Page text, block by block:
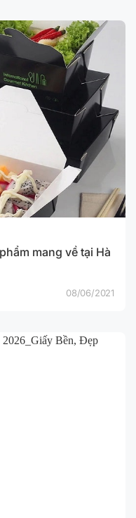
mang về tại Hà
08/06/2021